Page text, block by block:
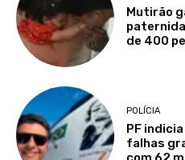
Mutirão
de 400
POLÍCIA
PF
falhas